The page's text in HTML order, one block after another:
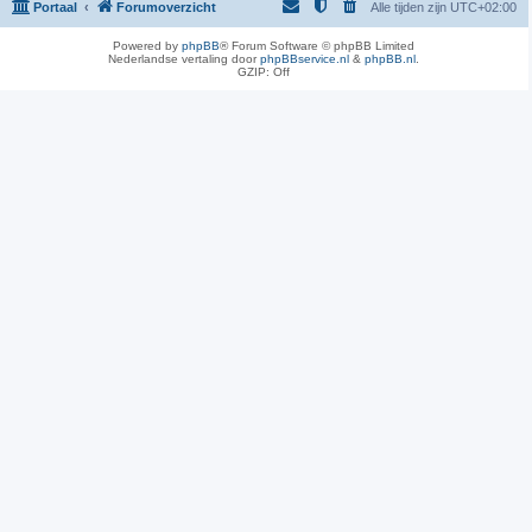
Portaal Forumoverzicht Alle tijden zijn UTC+02:00
Powered byphpBB® Forum Software © phpBB Limited
Nederlandse vertaling doorphpBBservice.nl &phpBB.nl
GZIP: Off